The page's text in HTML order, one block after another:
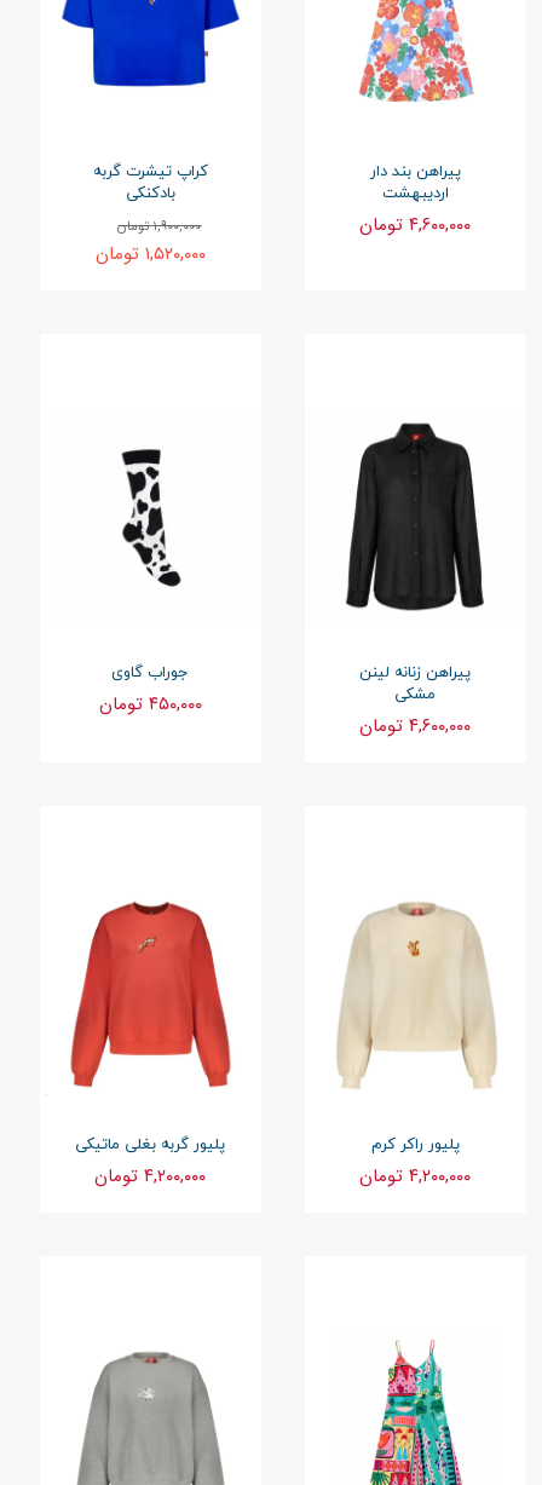
پیراهن بند دار
اردیبهشت
۴,۶۰۰,۰۰۰ تومان
کراپ تیشرت گربه
بادکنکی
۱,۹۰۰,۰۰۰ تومان
۱,۵۲۰,۰۰۰ تومان
پیراهن زنانه لینن
مشکی
۴,۶۰۰,۰۰۰ تومان
جوراب گاوی
۴۵۰,۰۰۰ تومان
پلیور راکر کرم
۴,۲۰۰,۰۰۰ تومان
پلیور گربه بغلی ماتیکی
۴,۲۰۰,۰۰۰ تومان